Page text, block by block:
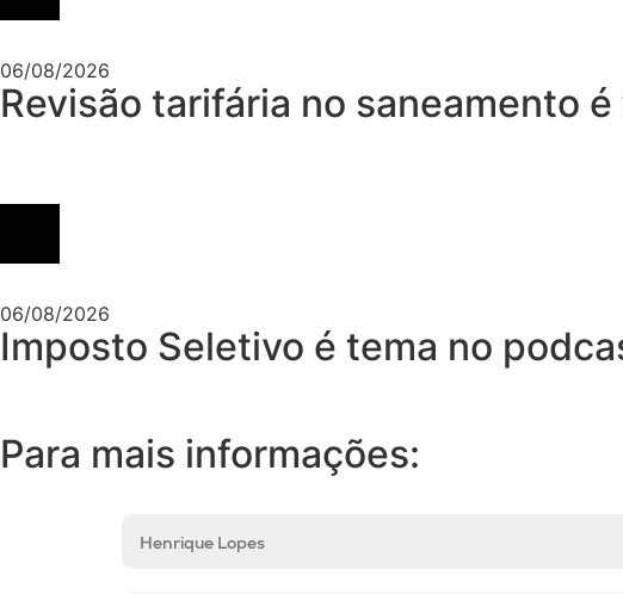
06/08/2026
Revisão tarifária no saneamento
06/08/2026
Imposto Seletivo é tema no
Para mais informações:
Henrique Lopes